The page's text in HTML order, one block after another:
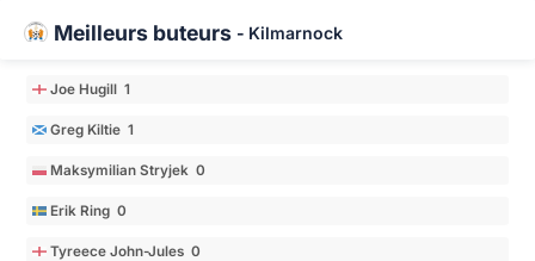
Meilleurs buteurs - Kilmarnock
Joe Hugill 1
Greg Kiltie 1
Maksymilian Stryjek 0
Erik Ring 0
Tyreece John-Jules 0